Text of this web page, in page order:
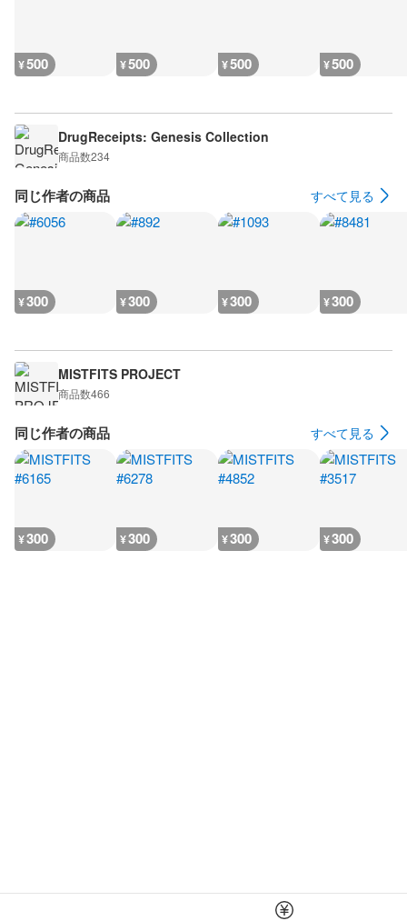
¥500 ¥500 ¥500 ¥500
DrugReceipts: Genesis Collection
商品数234
同じ作者の商品 すべて見る
¥300 ¥300 ¥300 ¥300
MISTFITS PROJECT
商品数466
同じ作者の商品 すべて見る
¥300 ¥300 ¥300 ¥300